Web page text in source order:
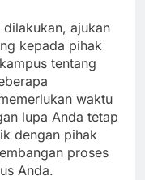
dilakukan, ajukan
kepada pihak
tentang
waktu
lupa Anda tetap
dengan pihak
proses
Anda.